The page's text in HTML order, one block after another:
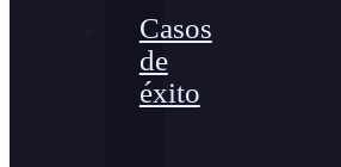
Casos
de
éxito